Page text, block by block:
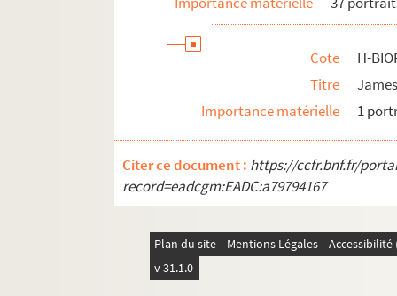
H-BIOP-14-7. Scientifiques dont le nom
Cote
H-
Titre
Importance matérielle
1
Citer ce document : https://ccfr.bnf.fr/
record=eadcgm:EADC:a79794167
Plan du site Mentions Légales
v 31.1.0